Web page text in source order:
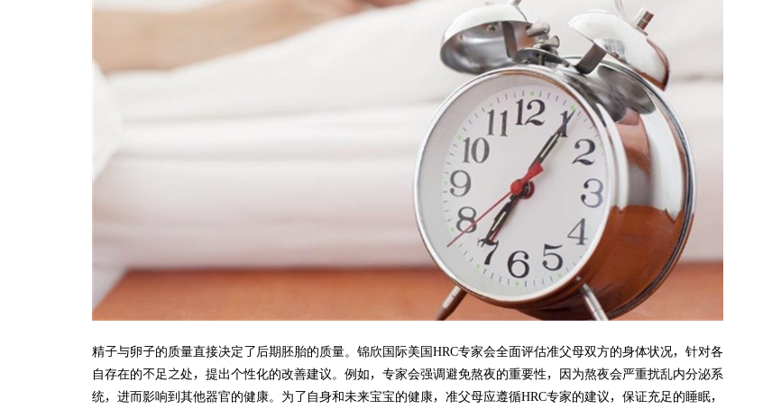
精子与卵子的质量直接决定了后期胚胎的质量。锦欣国际美国HRC专家会全面评估准父母双方的身体状况，针对各
自存在的不足之处，提出个性化的改善建议。例如，专家会强调避免熬夜的重要性，因为熬夜会严重扰乱内分泌系
统，进而影响到其他器官的健康。为了自身和未来宝宝的健康，准父母应遵循HRC专家的建议，保证充足的睡眠，